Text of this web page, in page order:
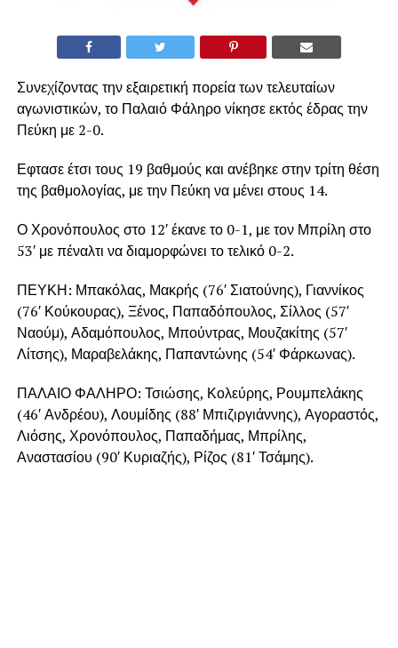
Συνεχίζοντας την εξαιρετική πορεία των τελευταίων
αγωνιστικών, το Παλαιό Φάληρο νίκησε εκτός έδρας την
Πεύκη με 2-0.
Εφτασε έτσι τους 19 βαθμούς και ανέβηκε στην τρίτη θέση
της βαθμολογίας, με την Πεύκη να μένει στους 14.
Ο Χρονόπουλος στο 12′ έκανε το 0-1, με τον Μπρίλη στο
53′ με πέναλτι να διαμορφώνει το τελικό 0-2.
ΠΕΥΚΗ: Μπακόλας, Μακρής (76′ Σιατούνης), Γιαννίκος
(76′ Κούκουρας), Ξένος, Παπαδόπουλος, Σίλλος (57′
Ναούμ), Αδαμόπουλος, Μπούντρας, Μουζακίτης (57′
Λίτσης), Μαραβελάκης, Παπαντώνης (54′ Φάρκωνας).
ΠΑΛΑΙΟ ΦΑΛΗΡΟ: Τσιώσης, Κολεύρης, Ρουμπελάκης
(46′ Ανδρέου), Λουμίδης (88′ Μπιζιργιάννης), Αγοραστός,
Λιόσης, Χρονόπουλος, Παπαδήμας, Μπρίλης,
Αναστασίου (90′ Κυριαζής), Ρίζος (81′ Τσάμης).